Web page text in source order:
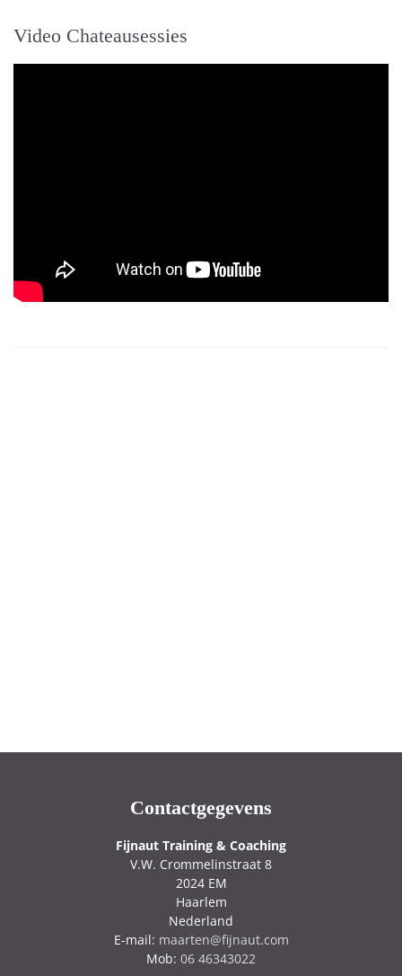
Video Chateausessies
Contactgegevens
Fijnaut Training & Coaching
V.W. Crommelinstraat 8
2024 EM
Haarlem
Nederland
E-mail: maarten@fijnaut.com
Mob: 06 46343022